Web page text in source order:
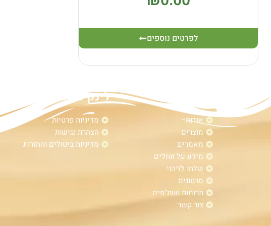
לפרטים נוספים
אודות
מוצרים
מאמרים
מידע על זוחלים
שלחו לזיהוי
סרטונים
תרומות ושת"פים
צור קשר
לינקים נוספים
מדיניות פרטיות
הצהרת נגישות
מדיניות ביטולים והחזרות